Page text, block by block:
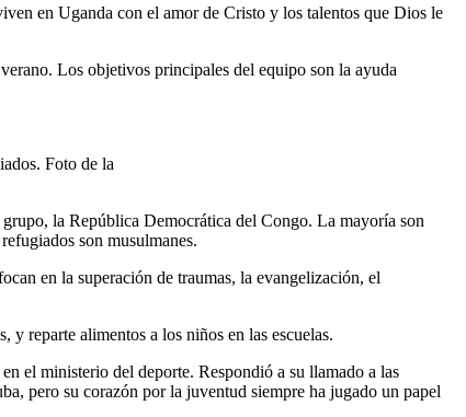
en Uganda con el amor de Cristo y los talentos que Dios le
Los objetivos principales del equipo son la ayuda
Foto de la
la República Democrática del Congo. La mayoría son
son musulmanes.
en la superación de traumas, la evangelización, el
y reparte alimentos a los niños en las escuelas.
el ministerio del deporte. Respondió a su llamado a las
pero su corazón por la juventud siempre ha jugado un papel